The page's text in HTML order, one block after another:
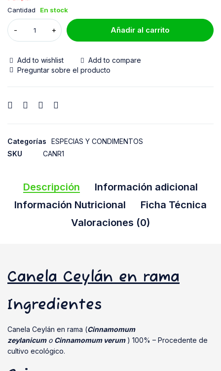
Cantidad En stock
Añadir al carrito
Add to wishlist
Add to compare
Preguntar sobre el producto
Categorías
ESPECIAS Y CONDIMENTOS
SKU
CANR1
Descripción
Información adicional
Información Nutricional
Ficha Técnica
Valoraciones (0)
Canela Ceylán en rama
Ingredientes
Canela Ceylán en rama (Cinnamomum
zeylanicumo Cinnamomum verum ) 100% – Procedente de
cultivo ecológico.